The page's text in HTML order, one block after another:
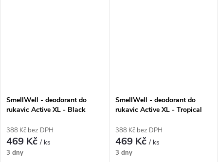
SmellWell - deodorant do
rukavic Active XL - Black
388 Kč bez DPH
469 Kč/ ks
3 dny
SmellWell - deodorant do
rukavic Active XL - Tropical
388 Kč bez DPH
469 Kč/ ks
3 dny